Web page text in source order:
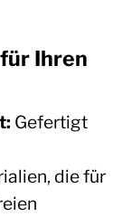
Ihren
Gefertigt
die für